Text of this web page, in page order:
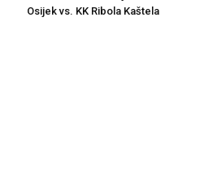
Osijek vs. KK Ribola Kaštela